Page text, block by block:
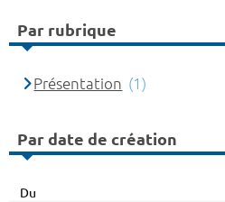
Par rubrique
Présentation (1)
Par date de création
Du